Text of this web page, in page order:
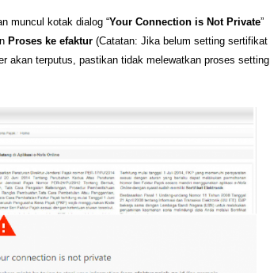
muncul kotak dialog “Your Connection is Not Private”
Proses ke efaktur (Catatan: Jika belum setting sertifikat
akan terputus, pastikan tidak melewatkan proses setting